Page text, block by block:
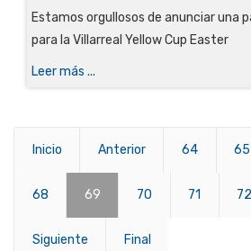
Estamos orgullosos de anunciar una
para la Villarreal Yellow Cup Easter
Leer más ...
Inicio Anterior 64 65
68 69 70 71 72
Siguiente Final